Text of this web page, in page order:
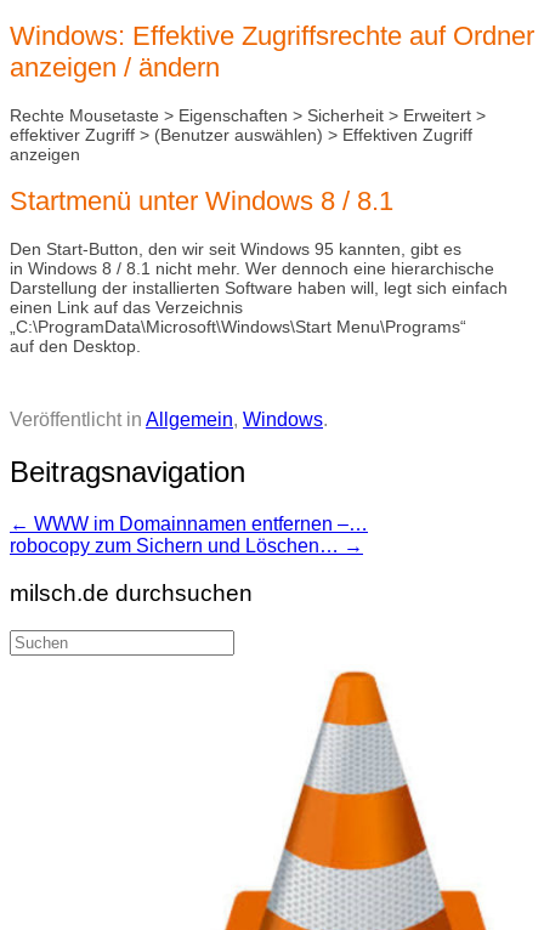
Windows: Effektive Zugriffsrechte auf Ordner
anzeigen / ändern
Rechte Mousetaste > Eigenschaften > Sicherheit > Erweitert >
effektiver Zugriff > (Benutzer auswählen) > Effektiven Zugriff
anzeigen
Startmenü unter Windows 8 / 8.1
Den Start-Button, den wir seit Windows 95 kannten, gibt es
in Windows 8 / 8.1 nicht mehr. Wer dennoch eine hierarchische
Darstellung der installierten Software haben will, legt sich einfach
einen Link auf das Verzeichnis
„C:\ProgramData\Microsoft\Windows\Start Menu\Programs“
auf den Desktop.
Veröffentlicht in Allgemein, Windows.
Beitragsnavigation
← WWW im Domainnamen entfernen –…
robocopy zum Sichern und Löschen… →
milsch.de durchsuchen
Suche
nach: